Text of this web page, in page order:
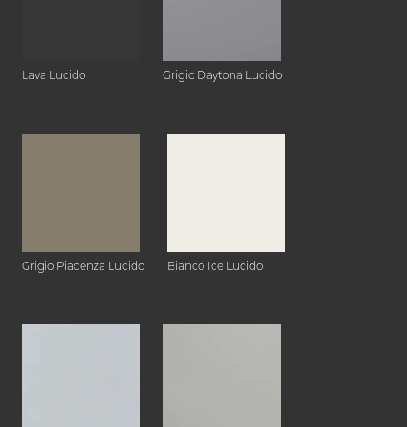
Lava Lucido Grigio Daytona Lucido
Grigio Piacenza Lucido Bianco Ice Lucido